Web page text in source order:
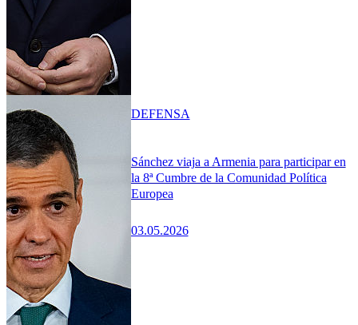
Sánchez viaja a Armenia para participar en
la 8ª Cumbre de la Comunidad Política
Europea
03.05.2026
DEFENSA